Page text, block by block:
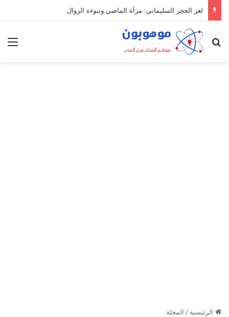
لغز الحجر السليماني: مرآة الماضي ونبوءة الزوال
بحث عن
الرئيسية / المجلة